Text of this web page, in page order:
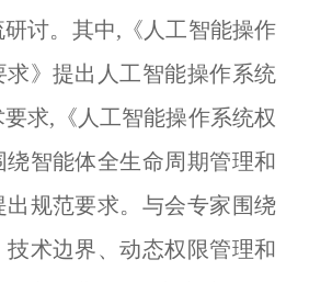
讨。其中,《人工智能操作
求》提出人工智能操作系统
求,《人工智能操作系统权
绕智能体全生命周期管理和
规范要求。与会专家围绕
术边界、动态权限管理和